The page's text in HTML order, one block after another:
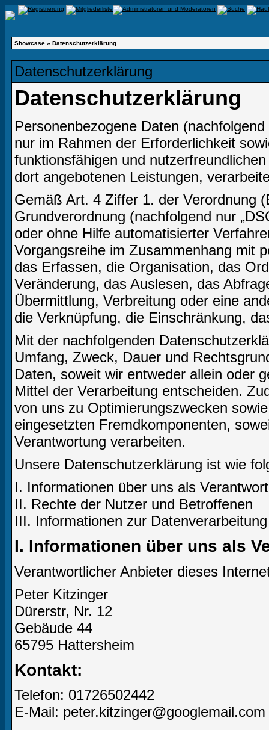
Showcase » Datenschutzerklärung
Datenschutzerklärung
Datenschutzerklärung
Personenbezogene Daten
nur im Rahmen der Erforderlichkeit
funktionsfähigen und
dort angebotenen Leistungen,
Gemäß Art. 4 Ziffer 1. der Verordnung
Grundverordnung (nachfolgend nur
oder ohne Hilfe automatisierter
Vorgangsreihe im Zusammenhang mit
das Erfassen, die Organisation, das
Veränderung, das Auslesen, das
Übermittlung, Verbreitung oder eine
die Verknüpfung, die Einschränkung,
Mit der nachfolgenden
Umfang, Zweck, Dauer und
Daten, soweit wir entweder allein oder
Mittel der Verarbeitung entscheiden.
von uns zu Optimierungszwecken
eingesetzten Fremdkomponenten,
Verantwortung verarbeiten.
Unsere Datenschutzerklärung ist wie
I. Informationen über uns als
II. Rechte der Nutzer und Betroffenen
III. Informationen zur Datenverarbeitung
I. Informationen über uns als
Verantwortlicher Anbieter dieses
Peter Kitzinger
Dürerstr, Nr. 12
Gebäude 44
65795 Hattersheim
Kontakt:
Telefon: 01726502442
E-Mail: peter.kitzinger@googlemail.com